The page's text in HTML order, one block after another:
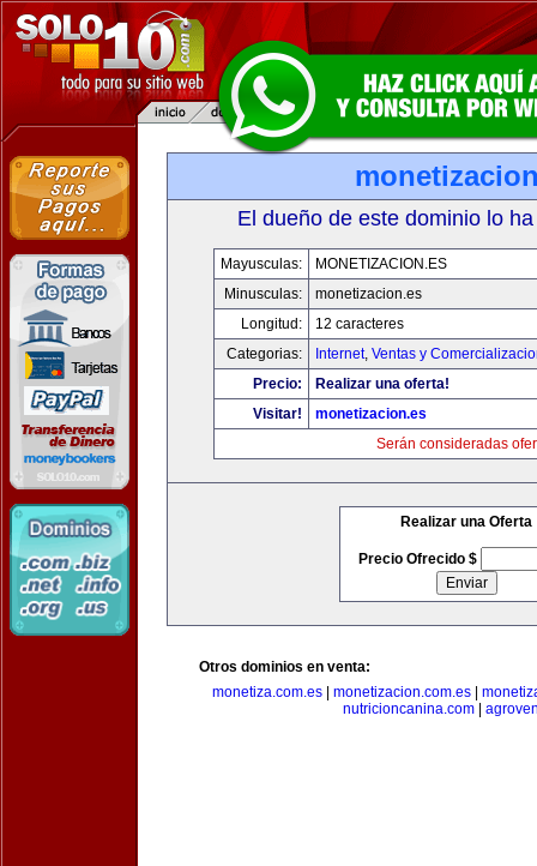
El dueño de este dominio lo
Mayusculas:
MONETIZACION.ES
Minusculas:
monetizacion.es
Longitud:
12 caracteres
Categorias:
Internet, Ventas y
Precio:
Realizar una oferta!
Visitar!
monetizacion.es
Serán consideradas
Realizar una Oferta
Precio Ofrecido $
Otros dominios en venta:
monetiza.com.es| monetizacion.com.es|
nutricioncanina.com